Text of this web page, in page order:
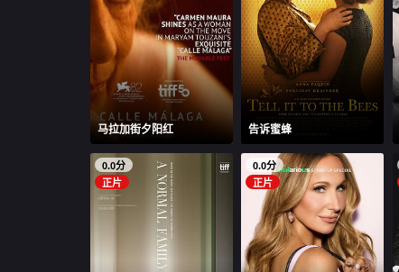
马拉加街夕阳红 告诉蜜蜂
0.0分
正片
0.0分
正片